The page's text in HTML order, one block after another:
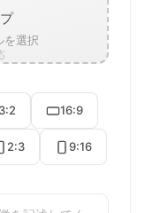
を選択
3:2 16:9
2:3 9:16